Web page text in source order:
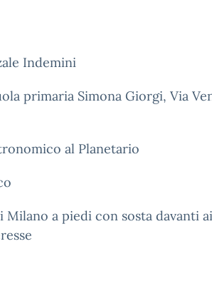
Indemini
primaria Simona Giorgi, Via
al Planetario
Milano a piedi con sosta davanti ai